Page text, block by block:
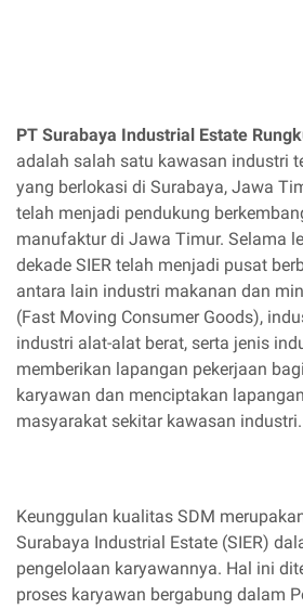
PT Surabaya Industrial Estate
adalah salah satu kawasan industri
yang berlokasi di Surabaya, Jawa
telah menjadi pendukung
manufaktur di Jawa Timur. Selama
dekade SIER telah menjadi pusat
antara lain industri makanan dan
(Fast Moving Consumer Goods),
industri alat-alat berat, serta jenis
memberikan lapangan pekerjaan
karyawan dan menciptakan
masyarakat sekitar kawasan industri.
Keunggulan kualitas SDM
Surabaya Industrial Estate (SIER)
pengelolaan karyawannya. Hal ini
proses karyawan bergabung dalam